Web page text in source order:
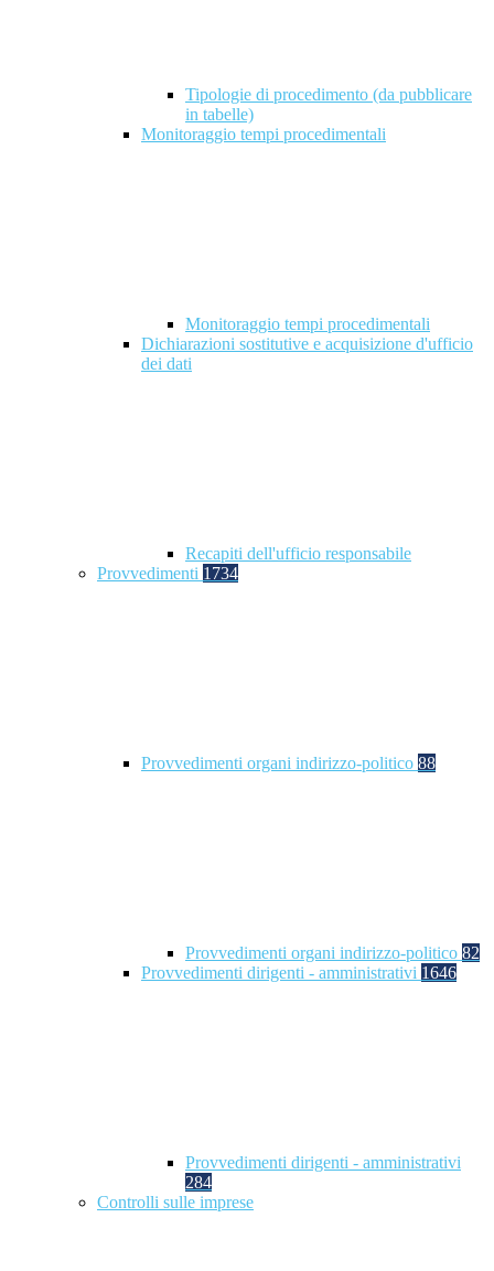
Tipologie di procedimento (da pubblicare
in tabelle)
Monitoraggio tempi procedimentali
Monitoraggio tempi procedimentali
Dichiarazioni sostitutive e acquisizione d'ufficio
dei dati
Recapiti dell'ufficio responsabile
Provvedimenti 1734
Provvedimenti organi indirizzo-politico 88
Provvedimenti organi indirizzo-politico 82
Provvedimenti dirigenti - amministrativi 1646
Provvedimenti dirigenti - amministrativi
284
Controlli sulle imprese